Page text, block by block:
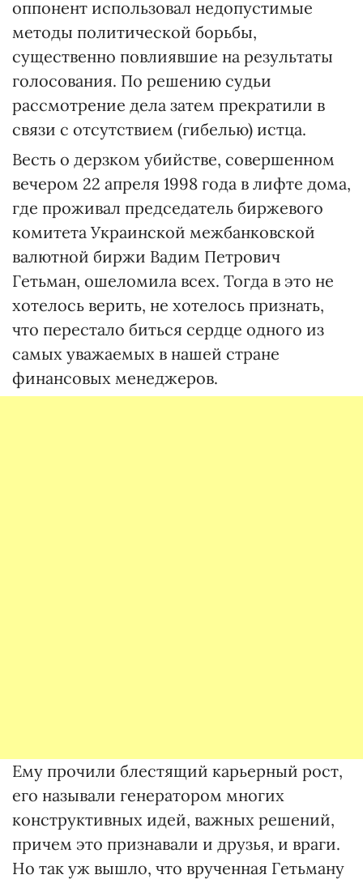
оппонент использовал недопустимые
методы политической борьбы,
существенно повлиявшие на результаты
голосования. По решению судьи
рассмотрение дела затем прекратили в
связи с отсутствием (гибелью) истца.
Весть о дерзком убийстве, совершенном
вечером 22 апреля 1998 года в лифте дома,
где проживал председатель биржевого
комитета Украинской межбанковской
валютной биржи Вадим Петрович
Гетьман, ошеломила всех. Тогда в это не
хотелось верить, не хотелось признать,
что перестало биться сердце одного из
самых уважаемых в нашей стране
финансовых менеджеров.
Ему прочили блестящий карьерный рост,
его называли генератором многих
конструктивных идей, важных решений,
причем это признавали и друзья, и враги.
Но так уж вышло, что врученная Гетьману